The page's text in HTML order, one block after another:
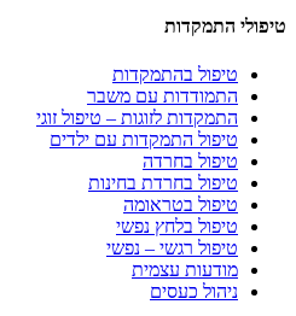
טיפולי התמקדות
טיפול בהתמקדות
התמודדות עם משבר
התמקדות לזוגות – טיפול זוגי
טיפול התמקדות עם ילדים
טיפול בחרדה
טיפול בחרדת בחינות
טיפול בטראומה
טיפול בלחץ נפשי
טיפול רגשי – נפשי
מודעות עצמית
ניהול כעסים